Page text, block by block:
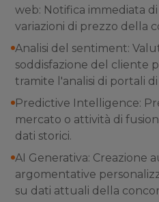
web: Notifica immediata
variazioni di prezzo della
Analisi del sentiment:
soddisfazione del cliente
tramite l'analisi di portali
Predictive Intelligence:
mercato o attività di
dati storici.
AI Generativa: Creazione
argomentative
su dati attuali della